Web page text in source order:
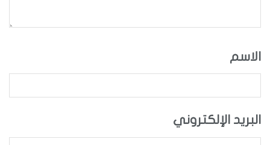
الاسم
البريد الإلكتروني